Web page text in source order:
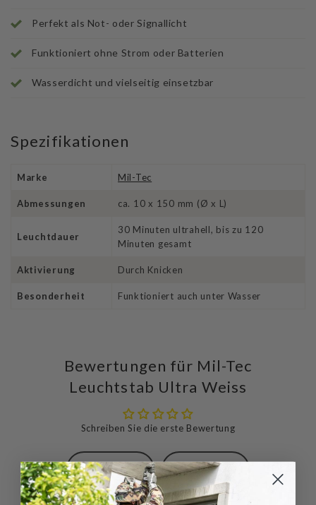
Perfekt als Not- oder Signallicht
Funktioniert ohne Strom oder Batterien
Wasserdicht und vielseitig einsetzbar
Spezifikationen
Marke Mil-Tec
Abmessungen ca. 10 x 150 mm (Ø x L)
Leuchtdauer
30 Minuten ultrahell, bis zu 120
Minuten gesamt
Aktivierung Durch Knicken
Besonderheit Funktioniert auch unter Wasser
Bewertungen für Mil-Tec
Leuchtstab Ultra Weiss
Schreiben Sie die erste Bewertung
Schreibe
eine
Bewertung
Eine
Frage
stellen